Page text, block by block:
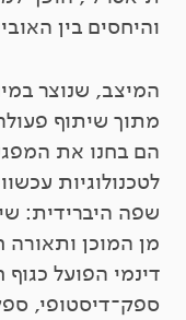
והיחסים בין
המיצב, שנוצר
מתוך שיתוף
הם בחנו את
לטכנולוגיות
שפה היברידית:
מן המוכן
דינמי הפועל כגוף
ספק־דיסטופי,